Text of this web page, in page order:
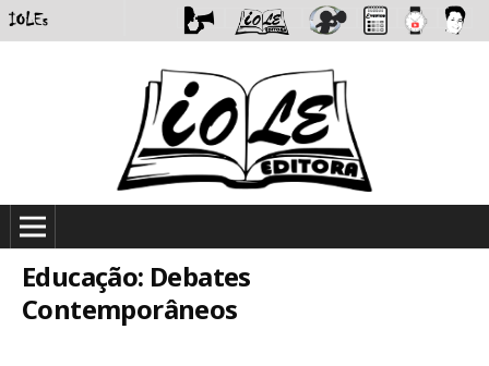
Educação: Debates
Contemporâneos